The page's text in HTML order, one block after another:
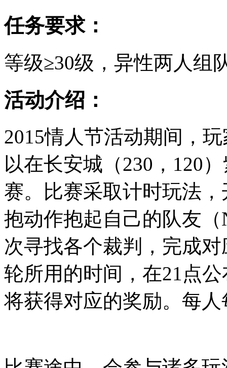
任务要求：
等级≥30级，异性两人组
活动介绍：
2015情人节活动期间，
以在长安城（230，120
赛。比赛采取计时玩法
抱动作抱起自己的队友
次寻找各个裁判，完成
轮所用的时间，在21点
将获得对应的奖励。每